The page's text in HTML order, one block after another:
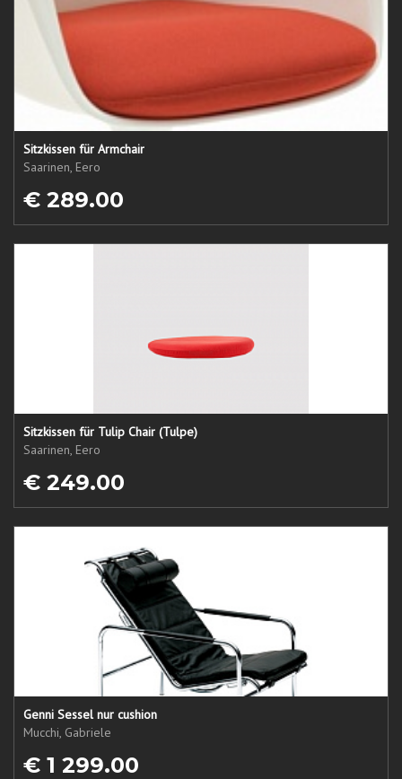
Sitzkissen für Armchair
Saarinen, Eero
€ 289.00
Sitzkissen für Tulip Chair (Tulpe)
Saarinen, Eero
€ 249.00
Genni Sessel nur cushion
Mucchi, Gabriele
€ 1 299.00